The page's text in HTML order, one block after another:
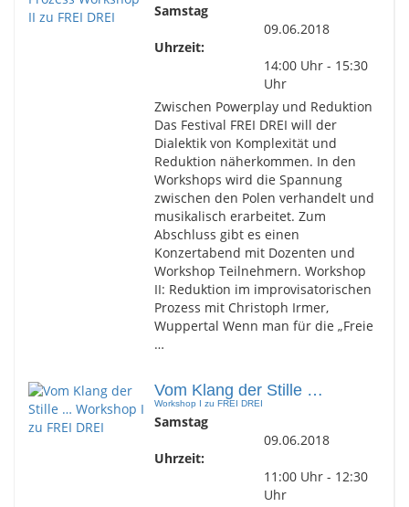
Samstag
09.06.2018
Uhrzeit:
14:00 Uhr - 15:30
Uhr
Zwischen Powerplay und Reduktion
Das Festival FREI DREI will der
Dialektik von Komplexität und
Reduktion näherkommen. In den
Workshops wird die Spannung
zwischen den Polen verhandelt und
musikalisch erarbeitet. Zum
Abschluss gibt es einen
Konzertabend mit Dozenten und
Workshop Teilnehmern. Workshop
II: Reduktion im improvisatorischen
Prozess mit Christoph Irmer,
Wuppertal Wenn man für die „Freie
…
Vom Klang der Stille …
Workshop I zu FREI DREI
Samstag
09.06.2018
Uhrzeit:
11:00 Uhr - 12:30
Uhr